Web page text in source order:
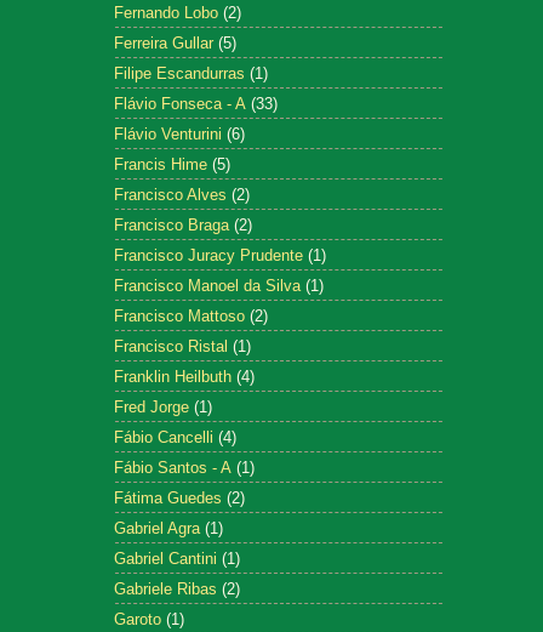
Fernando Lobo (2)
Ferreira Gullar (5)
Filipe Escandurras (1)
Flávio Fonseca - A (33)
Flávio Venturini (6)
Francis Hime (5)
Francisco Alves (2)
Francisco Braga (2)
Francisco Juracy Prudente (1)
Francisco Manoel da Silva (1)
Francisco Mattoso (2)
Francisco Ristal (1)
Franklin Heilbuth (4)
Fred Jorge (1)
Fábio Cancelli (4)
Fábio Santos - A (1)
Fátima Guedes (2)
Gabriel Agra (1)
Gabriel Cantini (1)
Gabriele Ribas (2)
Garoto (1)